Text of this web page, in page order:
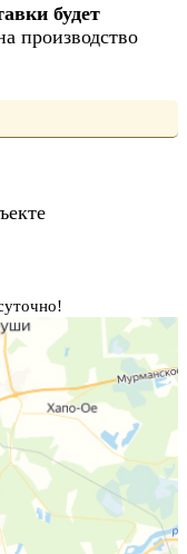
будет
производство